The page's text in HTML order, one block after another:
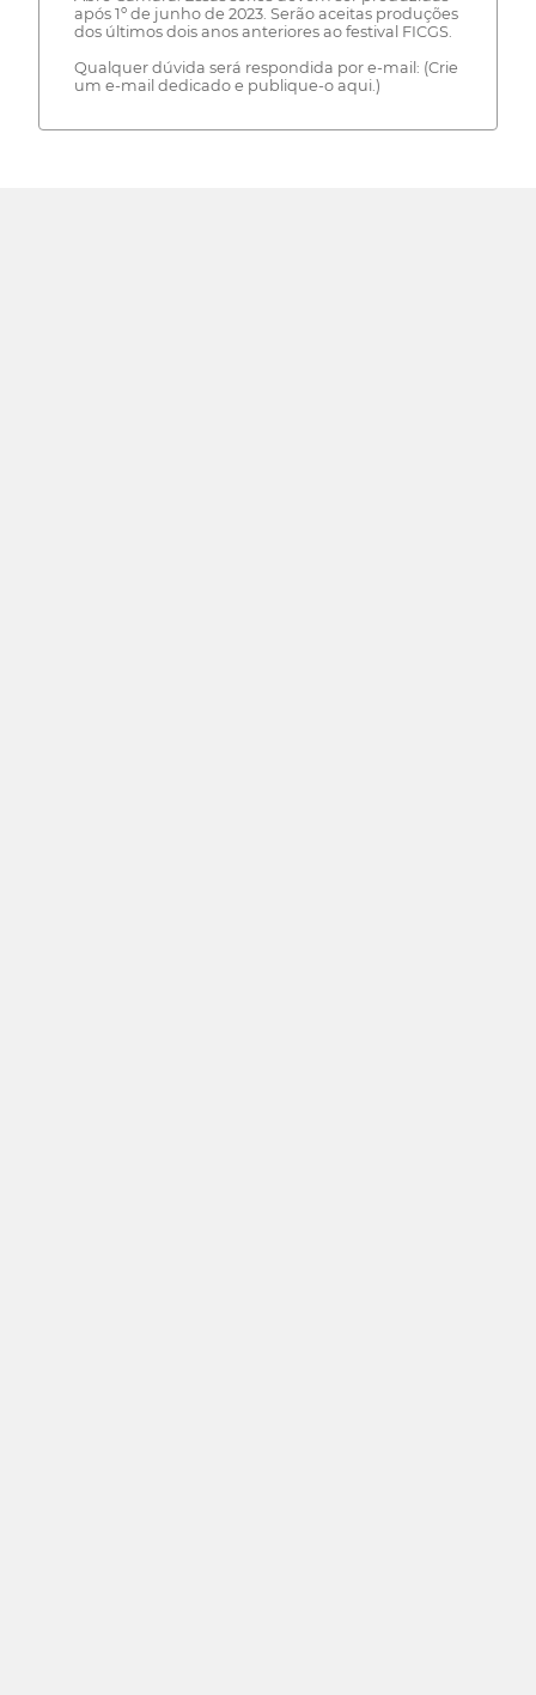
após 1º de junho de 2023. Serão aceitas produções
dos últimos dois anos anteriores ao festival FICGS.
Qualquer dúvida será respondida por e-mail: (Crie
um e-mail dedicado e publique-o aqui.)